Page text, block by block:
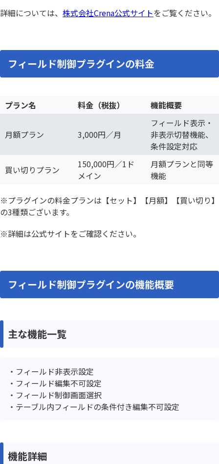
詳細については、 株式会社Crena公式サイトをご覧ください。
フィールド制御プラグインの料金
プラン名 料金（税抜） 機能概要
月額プラン 3,000円／月
フィールド表示・
非表示切替機能、
条件設定対応
買い切りプラン
150,000円／1ド
メイン
月額プランと同等
機能
※プラグインの料金プランは【セット】【月額】【買い切り】
の3種類ございます。
※詳細は公式サイトをご確認ください。
フィールド制御プラグインの機能概要
主な機能一覧
フィールド非表示設定
フィールド編集不可設定
フィールド制御画面選択
テーブル内フィールドの条件付き編集不可設定
機能詳細